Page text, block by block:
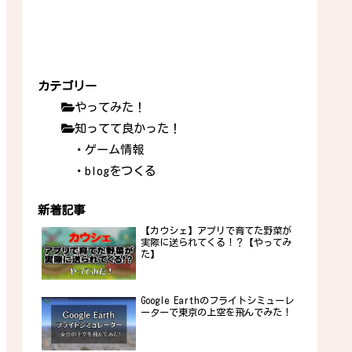
カテゴリー
やってみた！
知ってて良かった！
・ゲーム情報
・blogをつくる
新着記事
【カウシェ】アプリで育てた野菜が
実際に送られてくる！？【やってみ
た】
Google Earthのフライトシミューレ
ーターで東京の上空を飛んでみた！